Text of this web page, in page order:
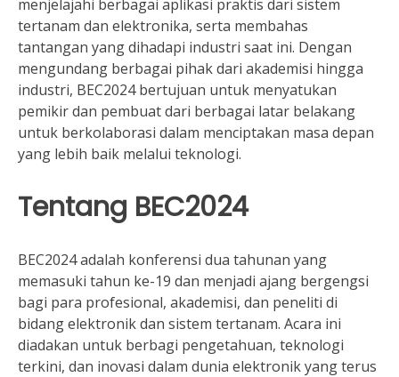
menjelajahi berbagai aplikasi praktis dari sistem
tertanam dan elektronika, serta membahas
tantangan yang dihadapi industri saat ini. Dengan
mengundang berbagai pihak dari akademisi hingga
industri, BEC2024 bertujuan untuk menyatukan
pemikir dan pembuat dari berbagai latar belakang
untuk berkolaborasi dalam menciptakan masa depan
yang lebih baik melalui teknologi.
Tentang BEC2024
BEC2024 adalah konferensi dua tahunan yang
memasuki tahun ke-19 dan menjadi ajang bergengsi
bagi para profesional, akademisi, dan peneliti di
bidang elektronik dan sistem tertanam. Acara ini
diadakan untuk berbagi pengetahuan, teknologi
terkini, dan inovasi dalam dunia elektronik yang terus